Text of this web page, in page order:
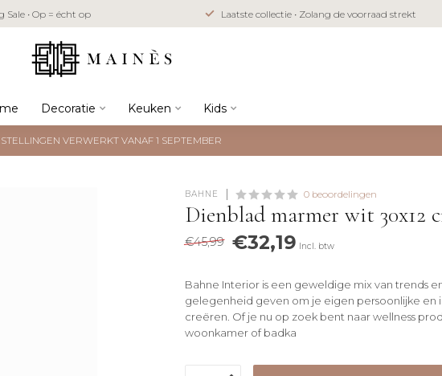
Sale • Op = écht op Laatste collectie • Zolang de voorraad strekt
Decoratie Keuken Kids
VERWERKT VANAF 1 SEPTEMBER
BAHNE 0 beoordelingen
Dienblad marmer wit 30x12
€45,99 €32,19 Incl. btw
Bahne Interior is een geweldige mix van trends
gelegenheid geven om je eigen persoonlijke en
creëren. Of je nu op zoek bent naar wellness
woonkamer of badka